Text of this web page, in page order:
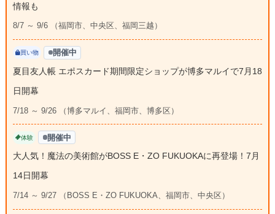
情報も
8/7 ～ 9/6 （福岡市、中央区、福岡三越）
買い物 開催中
夏目友人帳 エポスカード期間限定ショップが博多マルイで7月18
日開幕
7/18 ～ 9/26 （博多マルイ、福岡市、博多区）
体験 開催中
大人気！魔法の美術館がBOSS E・ZO FUKUOKAに再登場！7月
14日開幕
7/14 ～ 9/27 （BOSS E・ZO FUKUOKA、福岡市、中央区）